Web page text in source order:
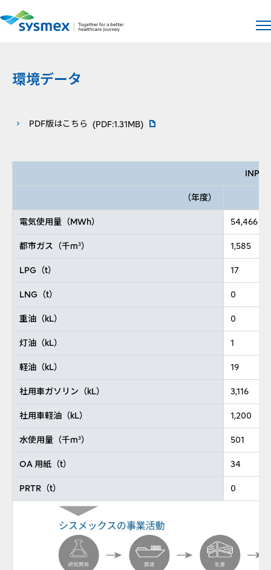
サイト
メ
環境データ
PDF版はこちら (PDF:1.31MB)PDFファイルが新規ウィンドウ
INPUT
（年度）
電気使用量（MWh） 54,466
都市ガス（千m3） 1,585
LPG（t） 17
LNG（t） 0
重油（kL） 0
灯油（kL） 1
軽油（kL） 19
社用車ガソリン（kL） 3,116
社用車軽油（kL） 1,200
水使用量（千m3） 501
OA 用紙（t） 34
PRTR（t） 0